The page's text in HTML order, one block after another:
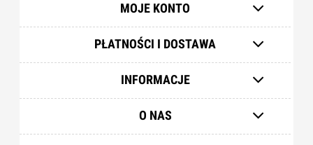
MOJE KONTO
PŁATNOŚCI I DOSTAWA
INFORMACJE
O NAS